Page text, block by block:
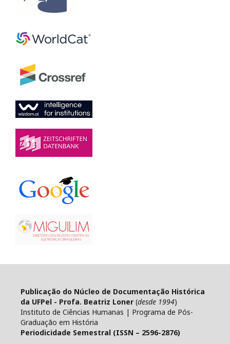
Publicação do Núcleo de Documentação Histórica
da UFPel - Profa. Beatriz Loner (desde 1994)
Instituto de Ciências Humanas | Programa de Pós-
Graduação em História
Periodicidade Semestral (ISSN – 2596-2876)